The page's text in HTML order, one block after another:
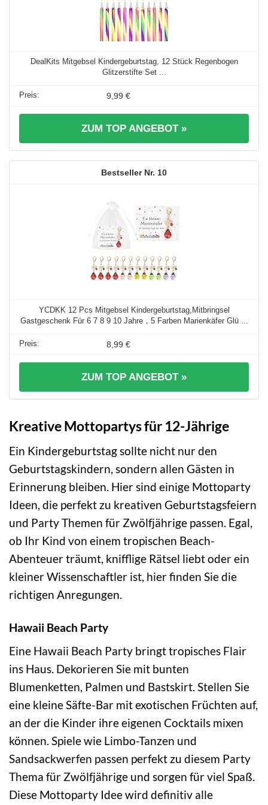
DealKits Mitgebsel Kindergeburtstag, 12 Stück Regenbogen
Glitzerstifte Set ...
9,99 €
ZUM TOP ANGEBOT »
10
YCDKK 12 Pcs Mitgebsel Kindergeburtstag,Mitbringsel
Gastgeschenk Für 6 7 8 9 10 Jahre，5 Farben Marienkäfer Glü ...
8,99 €
ZUM TOP ANGEBOT »
Kreative Mottopartys für 12-Jährige
Ein Kindergeburtstag sollte nicht nur den
Geburtstagskindern, sondern allen Gästen in
Erinnerung bleiben. Hier sind einige Mottoparty
Ideen, die perfekt zu kreativen Geburtstagsfeiern
und Party Themen für Zwölfjährige passen. Egal,
ob Ihr Kind von einem tropischen Beach-
Abenteuer träumt, knifflige Rätsel liebt oder ein
kleiner Wissenschaftler ist, hier finden Sie die
richtigen Anregungen.
Hawaii Beach Party
Eine Hawaii Beach Party bringt tropisches Flair
ins Haus. Dekorieren Sie mit bunten
Blumenketten, Palmen und Bastskirt. Stellen Sie
eine kleine Säfte-Bar mit exotischen Früchten auf,
an der die Kinder ihre eigenen Cocktails mixen
können. Spiele wie Limbo-Tanzen und
Sandsackwerfen passen perfekt zu diesem Party
Thema für Zwölfjährige und sorgen für viel Spaß.
Diese Mottoparty Idee wird definitiv alle